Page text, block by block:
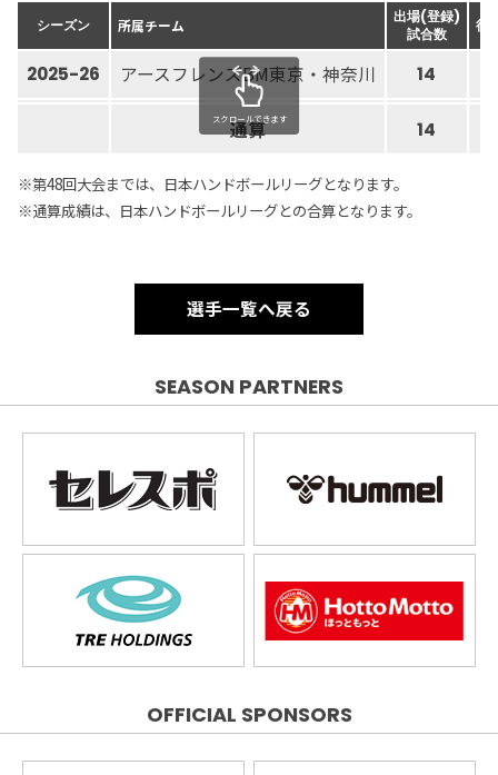
シーズン 所属チーム
出場(登録)
試合数
得
2025-26 アースフレンズBM東京・神奈川 14
通算 14
スクロールできます
※第48回大会までは、日本ハンドボールリーグとなります。
※通算成績は、日本ハンドボールリーグとの合算となります。
選手一覧へ戻る
SEASON PARTNERS
OFFICIAL SPONSORS